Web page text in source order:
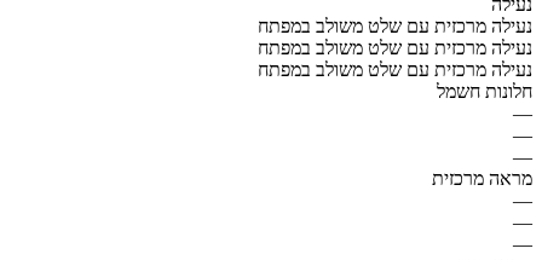
נעילה מרכזית עם שלט משולב במפתח
נעילה מרכזית עם שלט משולב במפתח
נעילה מרכזית עם שלט משולב במפתח
חלונות חשמל
—
—
—
מראה מרכזית
—
—
—